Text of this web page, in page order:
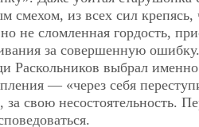
смехом, из всех сил
не сломленная гордость,
за совершенную
Раскольников выбрал
— «через себя
за свою несостоятельность.